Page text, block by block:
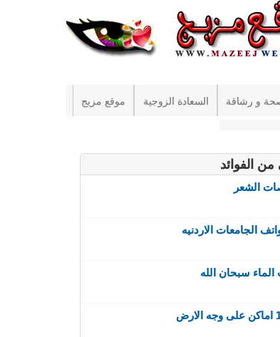
موقع مزيج السعادة الزوجية و رشاقة
الفوائد
الشعر
الجامعات الاردنيه
سبحان الله